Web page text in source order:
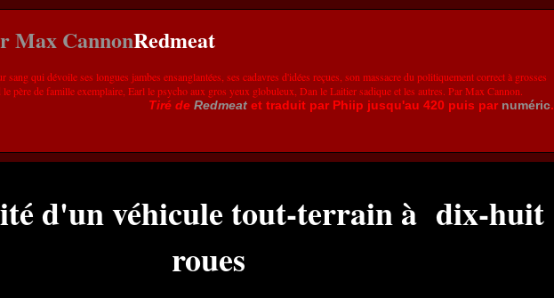
Redmeat
sang qui dévoile ses longues jambes ensanglantées, ses cadavres d'idées reçues, son massacre du politiquement correct à grosses
père de famille exemplaire, Earl le psycho aux gros yeux globuleux, Dan le Laitier sadique et les autres. Par Max Cannon.
Tiré de Redmeat et traduit par Phiip jusqu'au 420 puis par numéric.
d'un véhicule tout-terrain à dix-huit
roues